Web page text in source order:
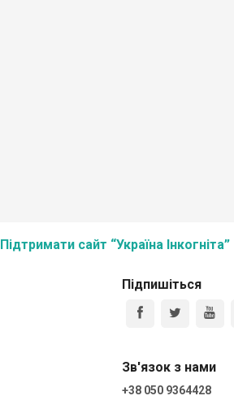
Підтримати сайт “Україна Інкогніта”
Підпишіться
Зв'язок з нами
+38 050 9364428